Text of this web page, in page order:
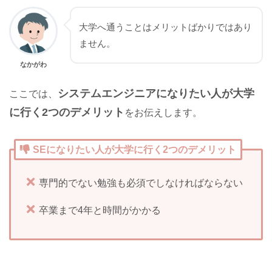
なかがわ
大学へ通うことはメリットばかりではあり
ません。
ここでは、
システムエンジニアになりたい人が大学
に行く2つのデメリット をお伝えします。
SEになりたい人が大学に行く2つのデメリット
専門的でない勉強も必須でしなければならない
卒業まで4年と時間がかかる